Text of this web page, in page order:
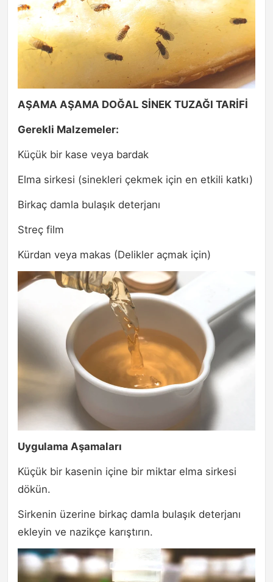
AŞAMA AŞAMA DOĞAL SİNEK TUZAĞI TARİFİ
Gerekli Malzemeler:
Küçük bir kase veya bardak
Elma sirkesi (sinekleri çekmek için en etkili katkı)
Birkaç damla bulaşık deterjanı
Streç film
Kürdan veya makas (Delikler açmak için)
Uygulama Aşamaları
Küçük bir kasenin içine bir miktar elma sirkesi
dökün.
Sirkenin üzerine birkaç damla bulaşık deterjanı
ekleyin ve nazikçe karıştırın.